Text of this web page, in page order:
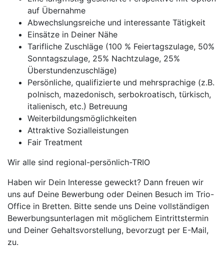
auf Übernahme
Abwechslungsreiche und interessante Tätigkeit
Einsätze in Deiner Nähe
Tarifliche Zuschläge (100 % Feiertagszulage, 50%
Sonntagszulage, 25% Nachtzulage, 25%
Überstundenzuschläge)
Persönliche, qualifizierte und mehrsprachige (z.B.
polnisch, mazedonisch, serbokroatisch, türkisch,
italienisch, etc.) Betreuung
Weiterbildungsmöglichkeiten
Attraktive Sozialleistungen
Fair Treatment
Wir alle sind regional-persönlich-TRIO
Haben wir Dein Interesse geweckt? Dann freuen wir
uns auf Deine Bewerbung oder Deinen Besuch im Trio-
Office in Bretten. Bitte sende uns Deine vollständigen
Bewerbungsunterlagen mit möglichem Eintrittstermin
und Deiner Gehaltsvorstellung, bevorzugt per E-Mail,
zu.